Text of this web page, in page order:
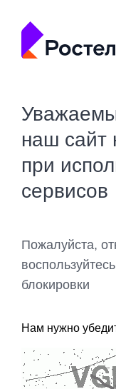
наш сайт
при
сервисов
Пожалуйста,
блокировки
Нам нужно